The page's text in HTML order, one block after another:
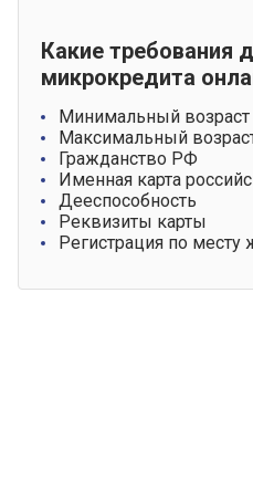
Какие требования
микрокредита
Минимальный
Максимальный
Гражданство РФ
Именная карта
Дееспособность
Реквизиты карты
Регистрация по